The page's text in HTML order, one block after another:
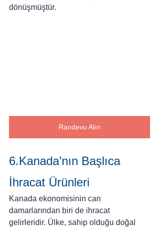
dönüşmüştür.
Randevu Alın
6.Kanada’nın Başlıca
İhracat Ürünleri
Kanada ekonomisinin can
damarlarından biri de ihracat
gelirleridir. Ülke, sahip olduğu doğal